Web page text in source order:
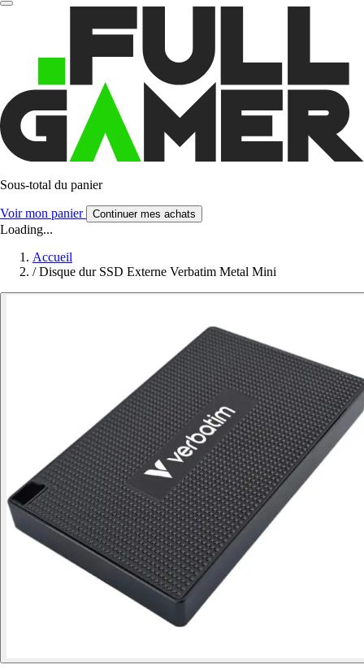
Sous-total du panier
Voir mon panier Continuer mes achats
Loading...
Accueil
/ Disque dur SSD Externe Verbatim Metal Mini